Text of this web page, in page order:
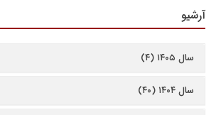
آرشیو
سال ۱۴۰۵ (۴)
سال ۱۴۰۴ (۴۰)